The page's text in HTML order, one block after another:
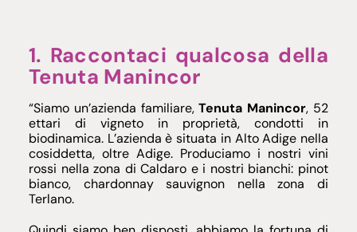
1. Raccontaci qualcosa della
Tenuta Manincor
“Siamo un’azienda familiare,Tenuta Manincor, 52
ettari di vigneto in proprietà, condotti in
biodinamica. L’azienda è situata in Alto Adige nella
cosiddetta, oltre Adige. Produciamo i nostri vini
rossi nella zona di Caldaro e i nostri bianchi: pinot
bianco, chardonnay sauvignon nella zona di
Terlano.